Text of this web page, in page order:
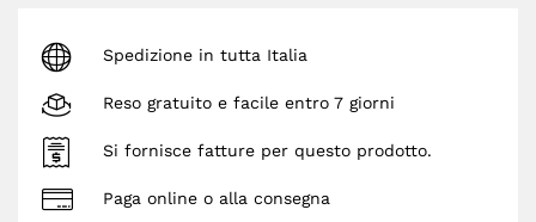
Spedizione in tutta Italia
Reso gratuito e facile entro 7 giorni
Si fornisce fatture per questo prodotto.
Paga online o alla consegna